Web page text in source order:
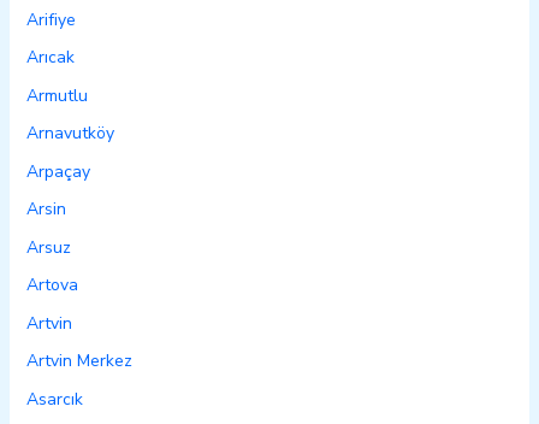
Arifiye
Arıcak
Armutlu
Arnavutköy
Arpaçay
Arsin
Arsuz
Artova
Artvin
Artvin Merkez
Asarcık